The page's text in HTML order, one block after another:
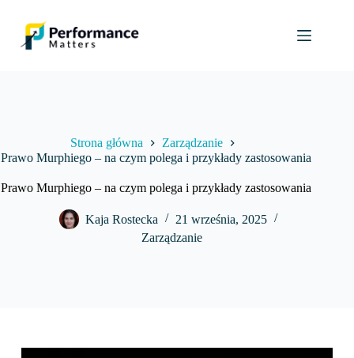
Strona główna
Zarządzanie
Prawo Murphiego – na czym polega i przykłady zastosowania
Prawo Murphiego – na czym polega i przykłady zastosowania
Kaja Rostecka
21 września, 2025
Zarządzanie